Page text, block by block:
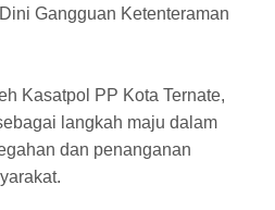
Gangguan Ketenteraman
Kasatpol PP Kota Ternate,
langkah maju dalam
dan penanganan